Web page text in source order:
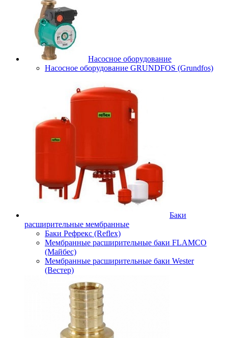
Насосное оборудование
Насосное оборудование GRUNDFOS (Grundfos)
Баки
расширительные мембранные
Баки Рефрекс (Reflex)
Мембранные расширительные баки FLAMCO
(Майбес)
Мембранные расширительные баки Wester
(Вестер)